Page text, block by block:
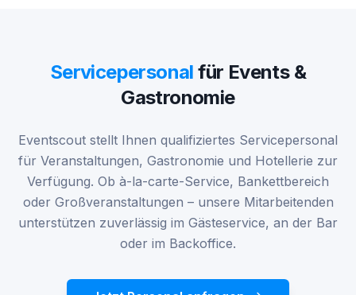
Servicepersonal für Events &
Gastronomie
Eventscout stellt Ihnen qualifiziertes Servicepersonal
für Veranstaltungen, Gastronomie und Hotellerie zur
Verfügung. Ob à-la-carte-Service, Bankettbereich
oder Großveranstaltungen – unsere Mitarbeitenden
unterstützen zuverlässig im Gästeservice, an der Bar
oder im Backoffice.